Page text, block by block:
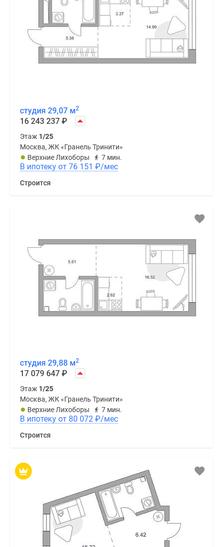
студия 29,07 м2
16 243 237 ₽
Этаж 1/25
Москва, ЖК «Гранель Тринити»
Верхние Лихоборы
7 мин.
В ипотеку от 76 151 ₽/мес
Строится
студия 29,88 м2
17 079 647 ₽
Этаж 1/25
Москва, ЖК «Гранель Тринити»
Верхние Лихоборы
7 мин.
В ипотеку от 80 072 ₽/мес
Строится